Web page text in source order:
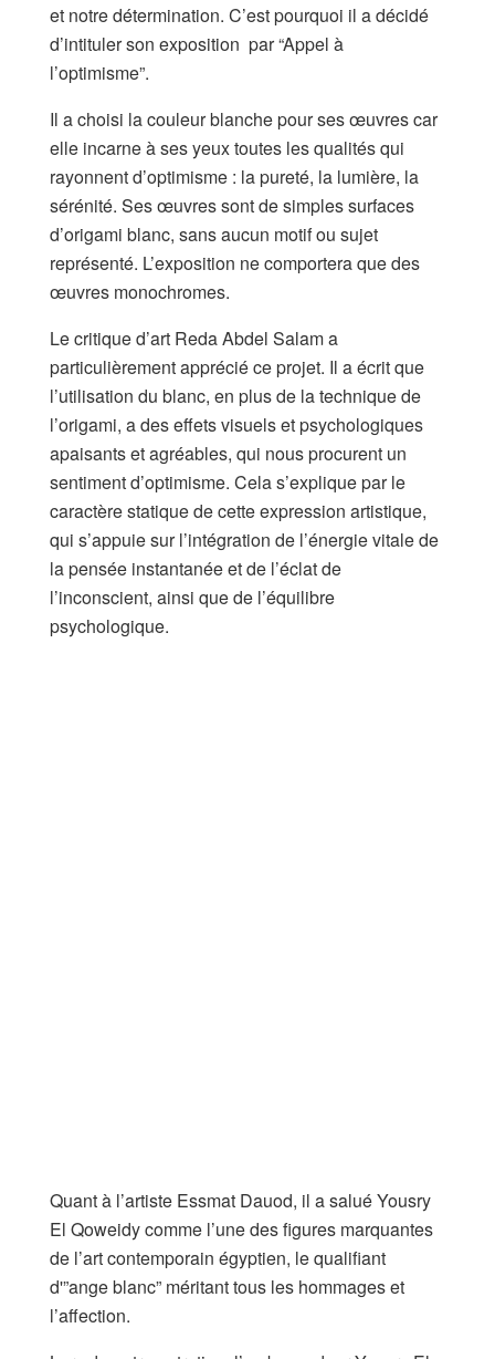
et notre détermination. C’est pourquoi il a décidé
d’intituler son exposition par “Appel à
l’optimisme”.
Il a choisi la couleur blanche pour ses œuvres car
elle incarne à ses yeux toutes les qualités qui
rayonnent d’optimisme : la pureté, la lumière, la
sérénité. Ses œuvres sont de simples surfaces
d’origami blanc, sans aucun motif ou sujet
représenté. L’exposition ne comportera que des
œuvres monochromes.
Le critique d’art Reda Abdel Salam a
particulièrement apprécié ce projet. Il a écrit que
l’utilisation du blanc, en plus de la technique de
l’origami, a des effets visuels et psychologiques
apaisants et agréables, qui nous procurent un
sentiment d’optimisme. Cela s’explique par le
caractère statique de cette expression artistique,
qui s’appuie sur l’intégration de l’énergie vitale de
la pensée instantanée et de l’éclat de
l’inconscient, ainsi que de l’équilibre
psychologique.
Quant à l’artiste Essmat Dauod, il a salué Yousry
El Qoweidy comme l’une des figures marquantes
de l’art contemporain égyptien, le qualifiant
d'”ange blanc” méritant tous les hommages et
l’affection.